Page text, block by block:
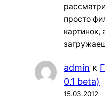
просто
картинок,
admin к
0.1 beta)
15.03.2012